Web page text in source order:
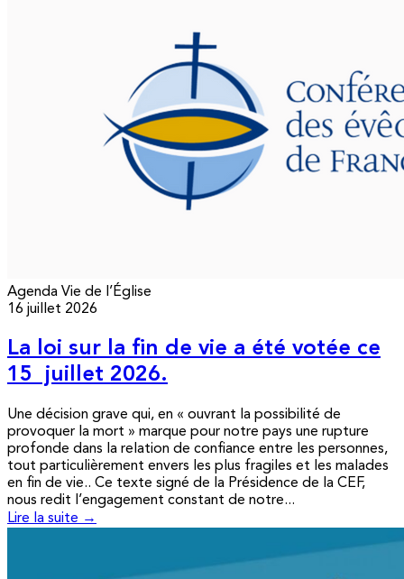
Agenda Vie de l’Église
16 juillet 2026
La loi sur la fin de vie a été votée ce
15 juillet 2026.
Une décision grave qui, en « ouvrant la possibilité de
provoquer la mort » marque pour notre pays une rupture
profonde dans la relation de confiance entre les personnes,
tout particulièrement envers les plus fragiles et les malades
en fin de vie.. Ce texte signé de la Présidence de la CEF,
nous redit l’engagement constant de notre...
Lire la suite →